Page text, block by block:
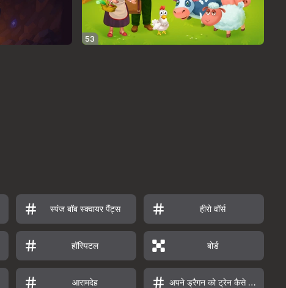
53
स्पंज बॉब स्क्वायर पैंट्स हीरो वॉर्स
हॉस्पिटल बोर्ड
आरामदेह अपने ड्रैगन को ट्रेन कैसे करें